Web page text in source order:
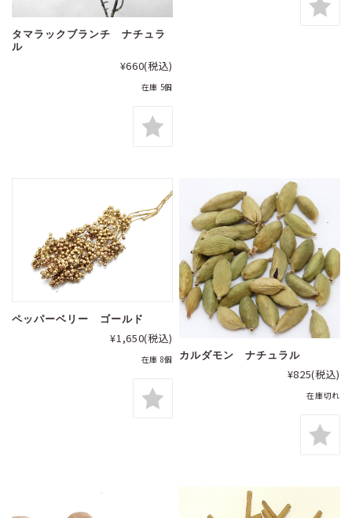
タマラックブランチ ナチュラ
ル
¥660(税込)
在庫 5個
ペッパーベリー ゴールド
¥1,650(税込)
在庫 8個 カルダモン ナチュラル
¥825(税込)
在庫切れ